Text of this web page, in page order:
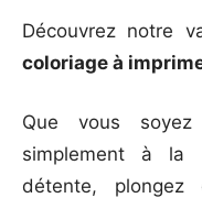
Découvrez notre
coloriage à
Que vous
simplement à la
détente, plongez